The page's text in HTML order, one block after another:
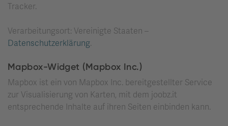
Tracker.
Verarbeitungsort: Vereinigte Staaten –
Datenschutzerklärung.
Mapbox-Widget (Mapbox Inc.)
Mapbox ist ein von Mapbox Inc. bereitgestellter Service
zur Visualisierung von Karten, mit dem joobz.it
entsprechende Inhalte auf ihren Seiten einbinden kann.